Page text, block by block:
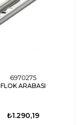
6970275
FLOK ARABASI
₺1.290,19